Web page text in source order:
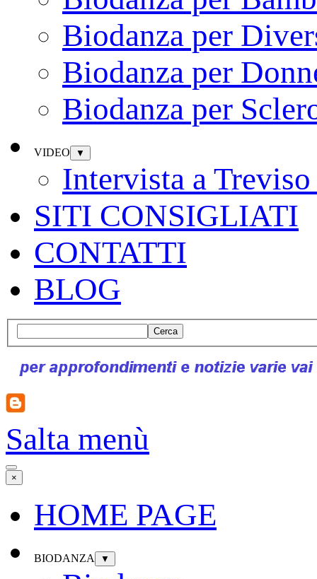
Biodanza per
Biodanza per
Biodanza per
VIDEO ▼
Intervista a
SITI CONSIGLIATI
CONTATTI
BLOG
Cerca
Salta menù
×
HOME PAGE
BIODANZA ▼